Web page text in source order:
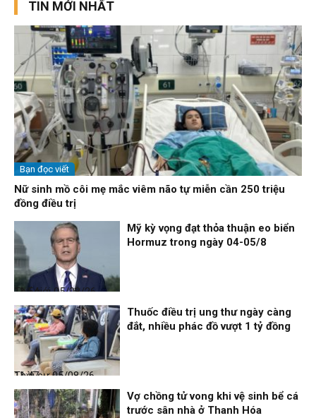
TIN MỚI NHẤT
Bạn đọc viết
Nữ sinh mồ côi mẹ mắc viêm não tự miễn cần 250 triệu
đồng điều trị
Thế giới
05/08/26, 11:54
Mỹ kỳ vọng đạt thỏa thuận eo biển
Hormuz trong ngày 04-05/8
Thời sự
05/08/26, 11:47
Thuốc điều trị ung thư ngày càng
đắt, nhiều phác đồ vượt 1 tỷ đồng
Vợ chồng tử vong khi vệ sinh bể cá
trước sân nhà ở Thanh Hóa